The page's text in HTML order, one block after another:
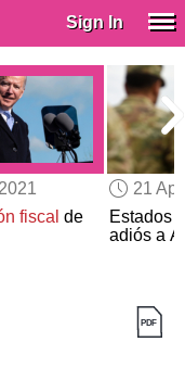
Sign In
fiscal de
21
Estados
adiós a